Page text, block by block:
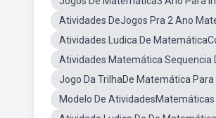
Atividades DeJogos Pra 2 Ano
Atividades Ludica De
Atividades Matemática Sequencia
Jogo Da TrilhaDe Matemática
Modelo De